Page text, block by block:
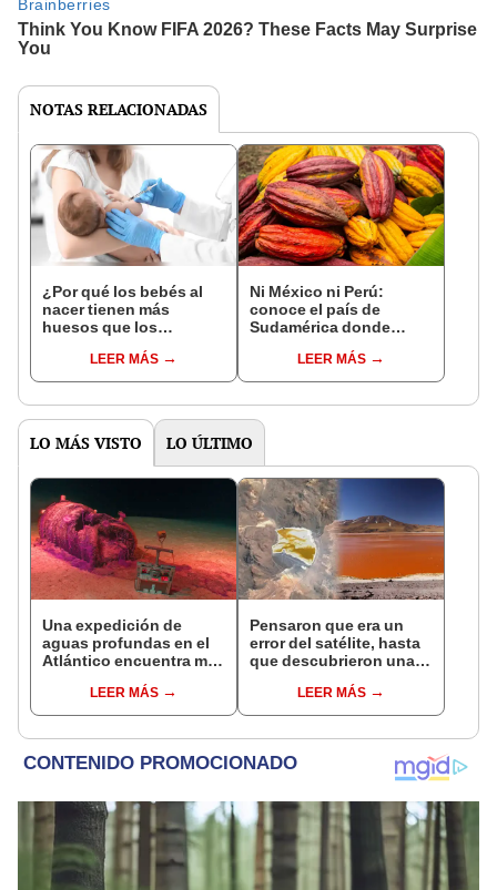
NOTAS RELACIONADAS
¿Por qué los bebés al
nacer tienen más
huesos que los
LEER MÁS
Ni México ni Perú:
conoce el país de
Sudamérica donde
estudioLEER MÁS
LO MÁS VISTO LO ÚLTIMO
Una expedición de
aguas profundas en el
Atlántico encuentra más
residuos radiactivos
con fugas
LEER MÁS
Pensaron que era un
error del satélite, hasta
que descubrieron una
sobre Bolivia.
LEER MÁS